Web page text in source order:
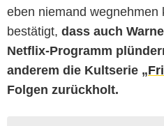
eben niemand wegnehmen
bestätigt, dass auch
Netflix-Programm
anderem die Kultserie „
Folgen zurückholt.